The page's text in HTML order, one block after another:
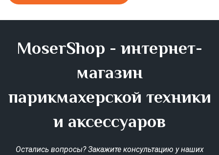
MoserShop - интернет-
магазин
парикмахерской техники
и аксессуаров
Остались вопросы? Закажите консультацию у наших